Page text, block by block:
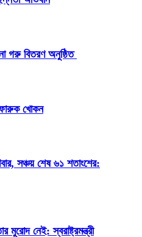
গরু বিতরণ অনুষ্ঠিত
ফারুক খোকন
সঞ্চয় শেষ ৬১ শতাংশের:
নেই: স্বরাষ্ট্রমন্ত্রী